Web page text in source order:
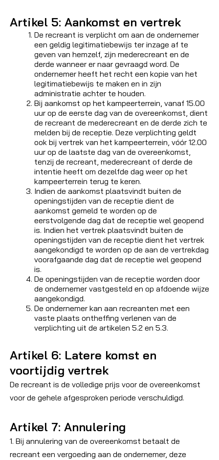
Artikel 5: Aankomst en vertrek
De recreant is verplicht om aan de ondernemer
een geldig legitimatiebewijs ter inzage af te
geven van hemzelf, zijn mederecreant en de
derde wanneer er naar gevraagd word. De
ondernemer heeft het recht een kopie van het
legitimatiebewijs te maken en in zijn
administratie achter te houden.
Bij aankomst op het kampeerterrein, vanaf 15.00
uur op de eerste dag van de overeenkomst, dient
de recreant de mederecreant en de derde zich te
melden bij de receptie. Deze verplichting geldt
ook bij vertrek van het kampeerterrein, vóór 12.00
uur op de laatste dag van de overeenkomst,
tenzij de recreant, mederecreant of derde de
intentie heeft om dezelfde dag weer op het
kampeerterrein terug te keren.
Indien de aankomst plaatsvindt buiten de
openingstijden van de receptie dient de
aankomst gemeld te worden op de
eerstvolgende dag dat de receptie wel geopend
is. Indien het vertrek plaatsvindt buiten de
openingstijden van de receptie dient het vertrek
aangekondigd te worden op de aan de vertrekdag
voorafgaande dag dat de receptie wel geopend
is.
De openingstijden van de receptie worden door
de ondernemer vastgesteld en op afdoende wijze
aangekondigd.
De ondernemer kan aan recreanten met een
vaste plaats ontheffing verlenen van de
verplichting uit de artikelen 5.2 en 5.3.
Artikel 6: Latere komst en
voortijdig vertrek
De recreant is de volledige prijs voor de overeenkomst
voor de gehele afgesproken periode verschuldigd.
Artikel 7: Annulering
1. Bij annulering van de overeenkomst betaalt de
recreant een vergoeding aan de ondernemer, deze